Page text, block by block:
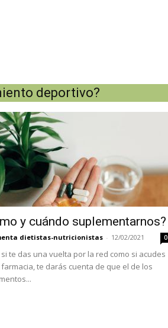
deportivo?
y cuándo suplementarnos?
dietistas-nutricionistas - 12/02/2021 0
te das una vuelta por la red como si acudes
te darás cuenta de que el de los